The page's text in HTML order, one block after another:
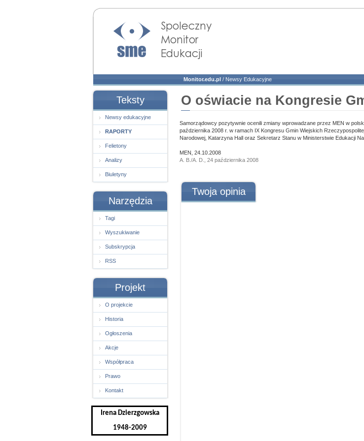
Społeczny Monitor
Edukacji
Monitor.edu.pl / Newsy Edukacyjne
Teksty
Newsy edukacyjne
RAPORTY
Felietony
Analizy
Biuletyny
Narzędzia
Tagi
Wyszukiwanie
Subskrypcja
RSS
Projekt
O projekcie
Historia
Ogłoszenia
Akcje
Współpraca
Prawo
Kontakt
Irena Dzierzgowska
1948-2009
O oświacie na Kongresie
Samorządowcy pozytywnie ocenili zmiany wprowadzane przez MEN w
października 2008 r. w ramach IX Kongresu Gmin Wiejskich
Narodowej, Katarzyna Hall oraz Sekretarz Stanu w Ministerstwie Edukacji
MEN, 24.10.2008
A. B./A. D., 24 października 2008
Twoja opinia